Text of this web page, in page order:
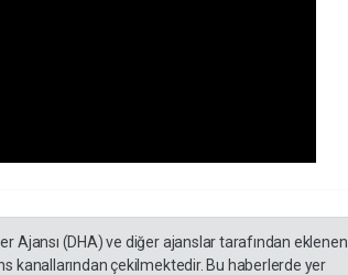
Ajansı (DHA) ve diğer ajanslar tarafından eklenen
kanallarından çekilmektedir. Bu haberlerde yer